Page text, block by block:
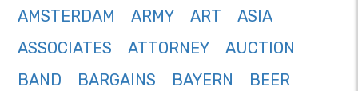
AMSTERDAM
ARMY ART
ASIA
ASSOCIATES
ATTORNEY
AUCTION
BAND
BARGAINS BAYERN
BEER